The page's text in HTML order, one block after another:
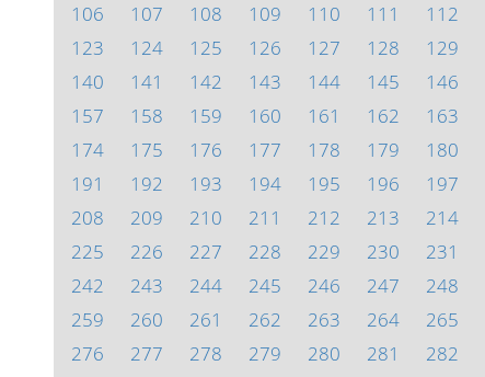
106
107 108 109 110 111 112
123
124 125 126 127 128 129
140
141 142 143 144 145 146
157
158 159 160 161 162 163
174
175 176 177 178 179 180
191
192 193 194 195 196 197
208
209 210 211 212 213 214
225
226 227 228 229 230 231
242
243 244 245 246 247 248
259
260 261 262 263 264 265
276
277 278 279 280 281 282